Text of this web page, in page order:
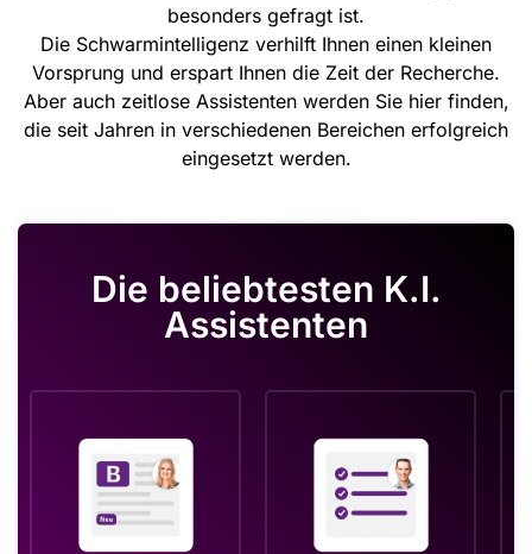
besonders gefragt ist.
Die Schwarmintelligenz verhilft Ihnen einen kleinen
Vorsprung und erspart Ihnen die Zeit der Recherche.
Aber auch zeitlose Assistenten werden Sie hier finden,
die seit Jahren in verschiedenen Bereichen erfolgreich
eingesetzt werden.
Die beliebtesten K.I.
Assistenten